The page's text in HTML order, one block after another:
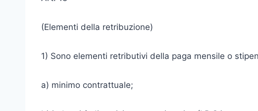
(Elementi della retribuzione)
1) Sono elementi retributivi della paga mensile o
a) minimo contrattuale;